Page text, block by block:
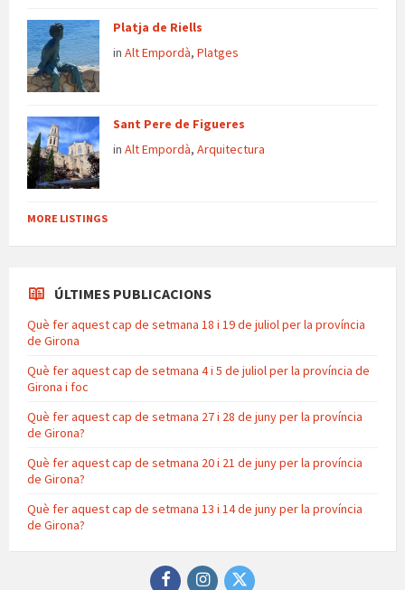
Platja de Riells
in Alt Empordà, Platges
Sant Pere de Figueres
in Alt Empordà, Arquitectura
MORE LISTINGS
ÚLTIMES PUBLICACIONS
Què fer aquest cap de setmana 18 i 19 de juliol per la província
de Girona
Què fer aquest cap de setmana 4 i 5 de juliol per la província de
Girona i foc
Què fer aquest cap de setmana 27 i 28 de juny per la província
de Girona?
Què fer aquest cap de setmana 20 i 21 de juny per la província
de Girona?
Què fer aquest cap de setmana 13 i 14 de juny per la província
de Girona?
FacebookInstagramTwitter